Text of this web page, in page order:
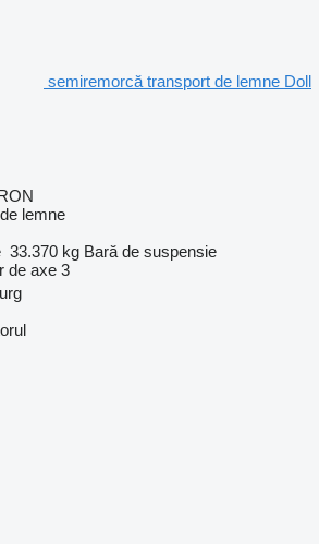
semiremorcă transport de lemne Doll
lemne
33.370 kg Bară de suspensie
de axe 3